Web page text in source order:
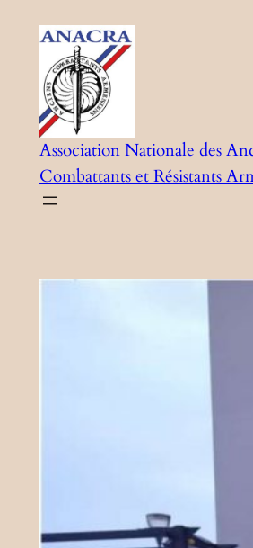
contenu
Association Nationale des
Combattants et Résistants